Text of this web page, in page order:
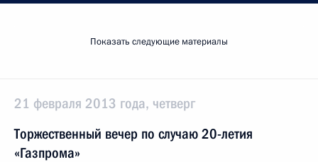
Показать следующие материалы
21 февраля 2013 года, четверг
Торжественный вечер по случаю 20-летия
«Газпрома»